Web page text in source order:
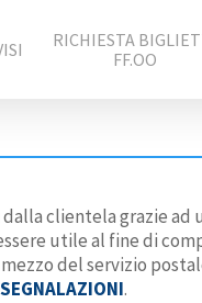
RICHIESTA
FF.OO
clientela grazie ad
utile al fine di
del servizio
.